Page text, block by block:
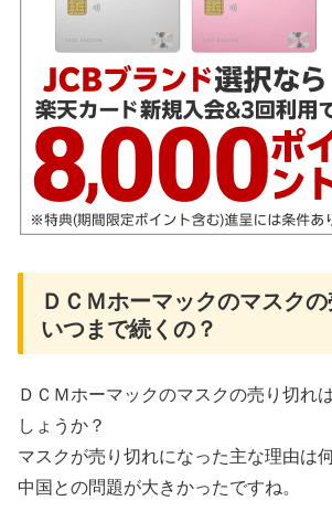
ＤＣＭホーマックのマスク
いつまで続くの？
ＤＣＭホーマックのマスクの売り切れ
しょうか？
マスクが売り切れになった主な理由は
中国との問題が大きかったですね。